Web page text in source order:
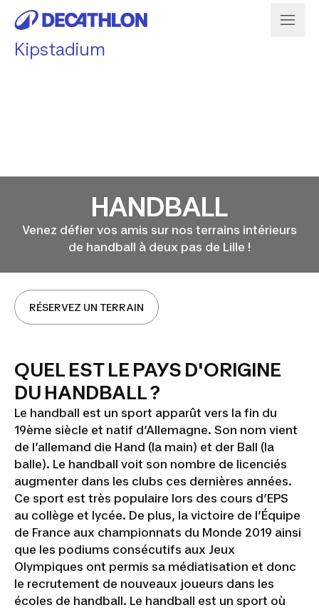
Kipstadium
HANDBALL
Venez défier vos amis sur nos terrains intérieurs
de handball à deux pas de Lille !
RÉSERVEZ UN TERRAIN
QUEL EST LE PAYS D'ORIGINE
DU HANDBALL ?
Le handball est un sport apparût vers la fin du
19ème siècle et natif d’Allemagne. Son nom vient
de l’allemand die Hand (la main) et der Ball (la
balle). Le handball voit son nombre de licenciés
augmenter dans les clubs ces dernières années.
Ce sport est très populaire lors des cours d’EPS
au collège et lycée. De plus, la victoire de l’Équipe
de France aux championnats du Monde 2019 ainsi
que les podiums consécutifs aux Jeux
Olympiques ont permis sa médiatisation et donc
le recrutement de nouveaux joueurs dans les
écoles de handball. Le handball est un sport où